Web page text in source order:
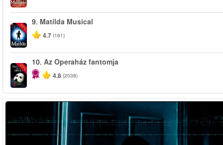
-50%
9. Matilda Musical
4.7 (161)
-20%
10. Az Operaház fantomja
4.8 (2038)